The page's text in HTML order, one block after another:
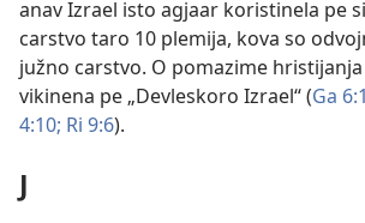
anav Izrael isto agjaar koristinela pe
carstvo taro 10 plemija, kova so
južno carstvo. O pomazime
vikinena pe „Devleskoro Izrael“ (Ga
4:10; Ri 9:6).
J